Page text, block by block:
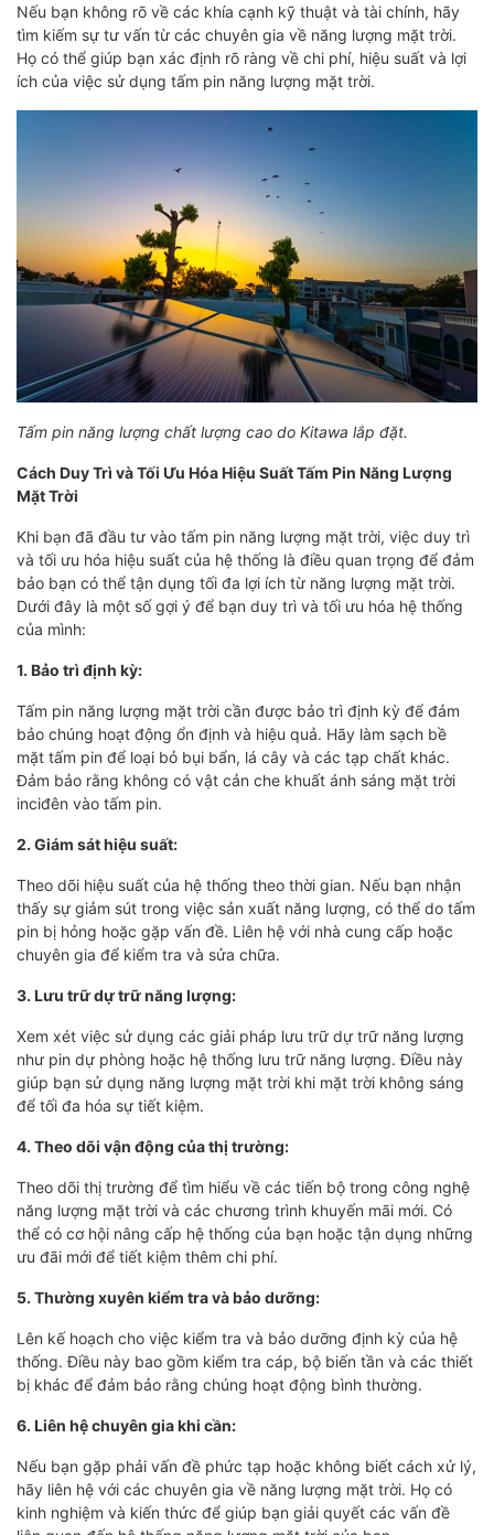
Nếu bạn không rõ về các khía cạnh kỹ thuật và tài chính, hãy
tìm kiếm sự tư vấn từ các chuyên gia về năng lượng mặt trời.
Họ có thể giúp bạn xác định rõ ràng về chi phí, hiệu suất và lợi
ích của việc sử dụng tấm pin năng lượng mặt trời.
Tấm pin năng lượng chất lượng cao do Kitawa lắp đặt.
Cách Duy Trì và Tối Ưu Hóa Hiệu Suất Tấm Pin Năng Lượng
Mặt Trời
Khi bạn đã đầu tư vào tấm pin năng lượng mặt trời, việc duy trì
và tối ưu hóa hiệu suất của hệ thống là điều quan trọng để đảm
bảo bạn có thể tận dụng tối đa lợi ích từ năng lượng mặt trời.
Dưới đây là một số gợi ý để bạn duy trì và tối ưu hóa hệ thống
của mình:
1. Bảo trì định kỳ:
Tấm pin năng lượng mặt trời cần được bảo trì định kỳ để đảm
bảo chúng hoạt động ổn định và hiệu quả. Hãy làm sạch bề
mặt tấm pin để loại bỏ bụi bẩn, lá cây và các tạp chất khác.
Đảm bảo rằng không có vật cản che khuất ánh sáng mặt trời
inciđên vào tấm pin.
2. Giám sát hiệu suất:
Theo dõi hiệu suất của hệ thống theo thời gian. Nếu bạn nhận
thấy sự giảm sút trong việc sản xuất năng lượng, có thể do tấm
pin bị hỏng hoặc gặp vấn đề. Liên hệ với nhà cung cấp hoặc
chuyên gia để kiểm tra và sửa chữa.
3. Lưu trữ dự trữ năng lượng:
Xem xét việc sử dụng các giải pháp lưu trữ dự trữ năng lượng
như pin dự phòng hoặc hệ thống lưu trữ năng lượng. Điều này
giúp bạn sử dụng năng lượng mặt trời khi mặt trời không sáng
để tối đa hóa sự tiết kiệm.
4. Theo dõi vận động của thị trường:
Theo dõi thị trường để tìm hiểu về các tiến bộ trong công nghệ
năng lượng mặt trời và các chương trình khuyến mãi mới. Có
thể có cơ hội nâng cấp hệ thống của bạn hoặc tận dụng những
ưu đãi mới để tiết kiệm thêm chi phí.
5. Thường xuyên kiểm tra và bảo dưỡng:
Lên kế hoạch cho việc kiểm tra và bảo dưỡng định kỳ của hệ
thống. Điều này bao gồm kiểm tra cáp, bộ biến tần và các thiết
bị khác để đảm bảo rằng chúng hoạt động bình thường.
6. Liên hệ chuyên gia khi cần:
Nếu bạn gặp phải vấn đề phức tạp hoặc không biết cách xử lý,
hãy liên hệ với các chuyên gia về năng lượng mặt trời. Họ có
kinh nghiệm và kiến thức để giúp bạn giải quyết các vấn đề